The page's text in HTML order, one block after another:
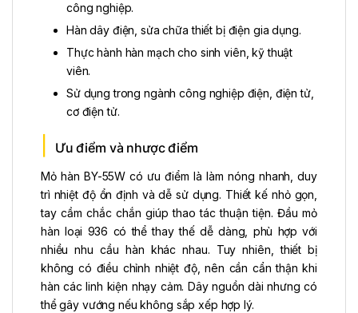
công nghiệp.
Hàn dây điện, sửa chữa thiết bị điện gia dụng.
Thực hành hàn mạch cho sinh viên, kỹ thuật
viên.
Sử dụng trong ngành công nghiệp điện, điện tử,
cơ điện tử.
Ưu điểm và nhược điểm
Mỏ hàn BY-55W có ưu điểm là làm nóng nhanh, duy
trì nhiệt độ ổn định và dễ sử dụng. Thiết kế nhỏ gọn,
tay cầm chắc chắn giúp thao tác thuận tiện. Đầu mỏ
hàn loại 936 có thể thay thế dễ dàng, phù hợp với
nhiều nhu cầu hàn khác nhau. Tuy nhiên, thiết bị
không có điều chỉnh nhiệt độ, nên cần cẩn thận khi
hàn các linh kiện nhạy cảm. Dây nguồn dài nhưng có
thể gây vướng nếu không sắp xếp hợp lý.